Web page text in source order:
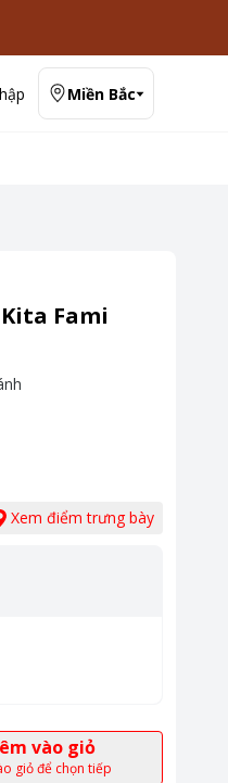
Miền Bắc
Fami
Xem điểm trưng bày
vào giỏ
giỏ để chọn tiếp